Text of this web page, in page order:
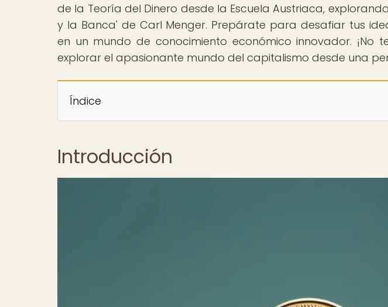
de la Teoría del Dinero desde la Escuela Austriaca,
y la Banca' de Carl Menger. Prepárate para desafiar tus
en un mundo de conocimiento económico innovador. ¡No
explorar el apasionante mundo del capitalismo desde una
Índice
Introducción